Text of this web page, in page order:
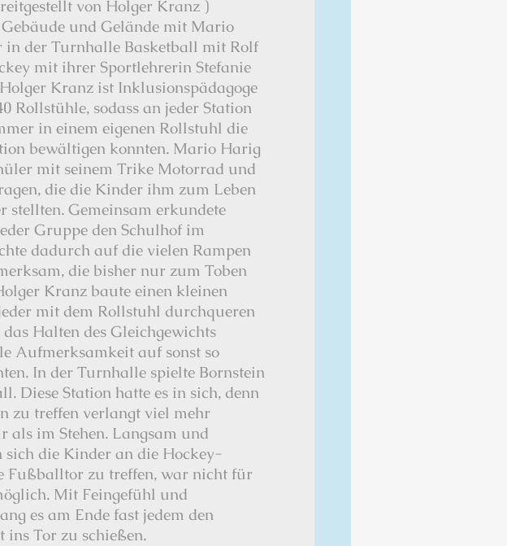
von Holger Kranz )
und Gelände mit Mario
in der Turnhalle Basketball mit Rolf
mit ihrer Sportlehrerin Stefanie
Kranz ist Inklusionspädagoge
Rollstühle, sodass an jeder Station
in einem eigenen Rollstuhl die
bewältigen konnten. Mario Harig
mit seinem Trike Motorrad und
die die Kinder ihm zum Leben
stellten. Gemeinsam erkundete
Gruppe den Schulhof im
dadurch auf die vielen Rampen
die bisher nur zum Toben
Kranz baute einen kleinen
mit dem Rollstuhl durchqueren
Halten des Gleichgewichts
Aufmerksamkeit auf sonst so
In der Turnhalle spielte Bornstein
Diese Station hatte es in sich, denn
zu treffen verlangt viel mehr
im Stehen. Langsam und
sich die Kinder an die Hockey-
Fußballtor zu treffen, war nicht für
Mit Feingefühl und
es am Ende fast jedem den
ins Tor zu schießen.